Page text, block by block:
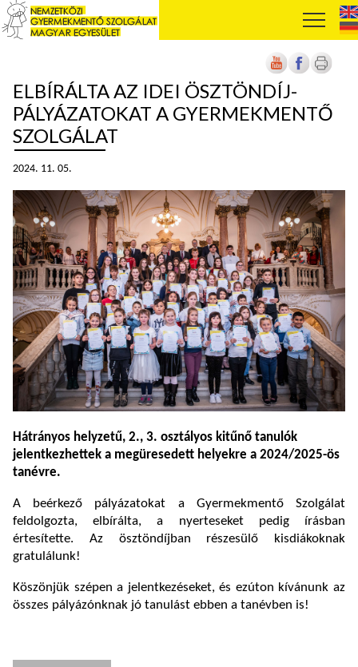
ELBÍRÁLTA AZ IDEI ÖSZTÖNDÍJ-
PÁLYÁZATOKAT A GYERMEKMENTŐ
SZOLGÁLAT
2024. 11. 05.
Hátrányos helyzetű, 2., 3. osztályos kitűnő tanulók
jelentkezhettek a megüresedett helyekre a 2024/2025-ös
tanévre.
A beérkező pályázatokat a Gyermekmentő Szolgálat
feldolgozta, elbírálta, a nyerteseket pedig írásban
értesítette. Az ösztöndíjban részesülő kisdiákoknak
gratulálunk!
Köszönjük szépen a jelentkezéseket, és ezúton kívánunk az
összes pályázónknak jó tanulást ebben a tanévben is!